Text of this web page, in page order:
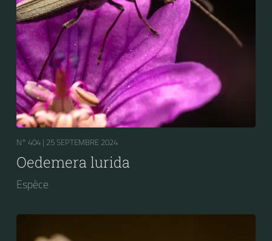
N° 404 | 25 SEPTEMBRE 2024
Oedemera lurida
Espèce